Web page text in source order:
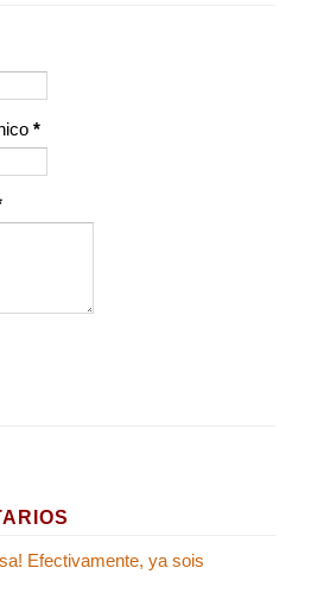
*
Efectivamente, ya sois